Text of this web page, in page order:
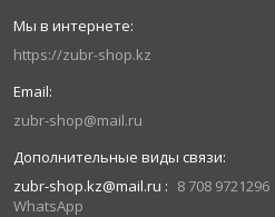
https://zubr-shop.kz
zubr-shop@mail.ru
zubr-shop.kz@mail.ru
8 708 9721296
WhatsApp